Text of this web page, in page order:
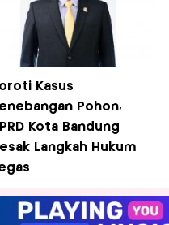
Kasus
Pohon,
Kota Bandung
Langkah Hukum